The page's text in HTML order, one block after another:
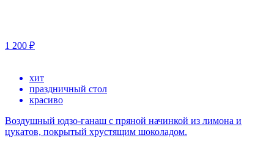
1 200 ₽
хит
праздничный стол
красиво
Воздушный юдзо-ганаш с пряной начинкой из лимона и
цукатов, покрытый хрустящим шоколадом.